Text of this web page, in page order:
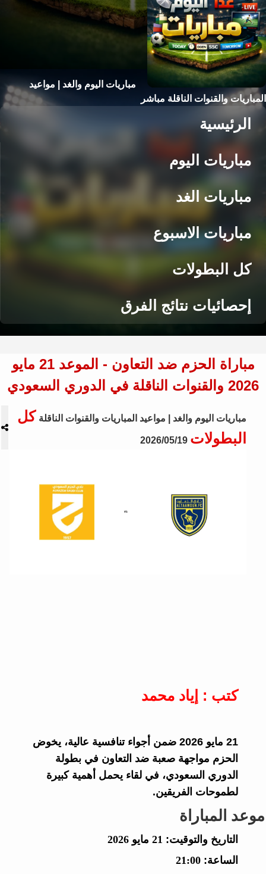
مباريات اليوم والغد | مواعيد
المباريات والقنوات الناقلة مباشر
الرئيسية
مباريات اليوم
مباريات الغد
مباريات الاسبوع
كل البطولات
إحصائيات نتائج الفرق
مباراة الحزم ضد التعاون - الموعد 21 مايو
2026 والقنوات الناقلة في الدوري السعودي
مباريات اليوم والغد | مواعيد المباريات والقنوات الناقلة كل
البطولات 2026/05/19
كتب : إياد محمد
21 مايو 2026 ضمن أجواء تنافسية عالية، يخوض
الحزم مواجهة صعبة ضد التعاون في بطولة
الدوري السعودي، في لقاء يحمل أهمية كبيرة
لطموحات الفريقين.
موعد المباراة
التاريخ والتوقيت:
الساعة: 21:00